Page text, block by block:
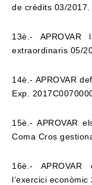
de crèdits 03/2017.
13è.-
extraordinaris 05/
14è.- APROVAR
Exp.
15è.- APROVAR
Coma Cros
16è.-
l’exercici econòmic